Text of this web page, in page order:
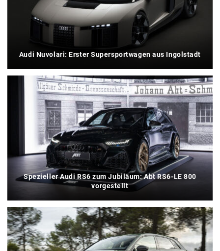
Audi Nuvolari: Erster Supersportwagen aus Ingolstadt
Spezieller Audi RS6 zum Jubiläum: Abt RS6-LE 800
vorgestellt